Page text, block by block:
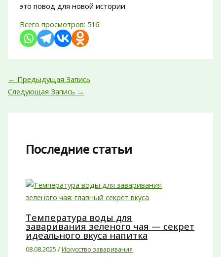
это повод для новой истории.
Всего просмотров: 516
← Предыдущая Запись
Следующая Запись →
Последние статьи
Температура воды для
заваривания зеленого чая — секрет
идеального вкуса напитка
08.08.2025/Искусство заваривания